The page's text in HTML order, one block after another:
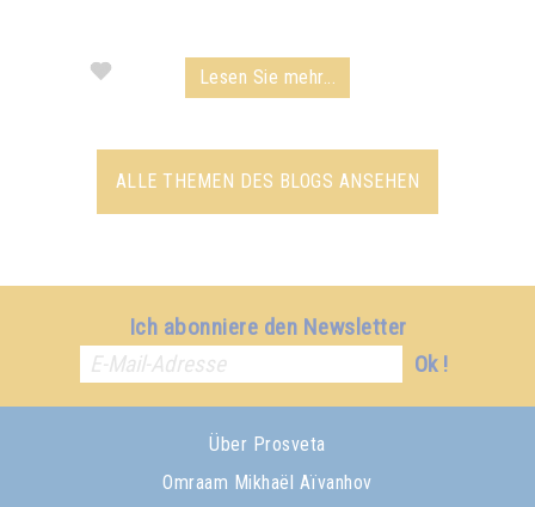
Lesen Sie mehr...
ALLE THEMEN DES BLOGS ANSEHEN
Ich abonniere den Newsletter
Ok !
Über Prosveta
Omraam Mikhaël Aïvanhov